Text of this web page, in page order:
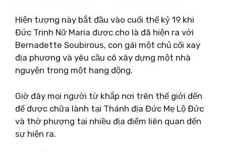
Hiện tượng này bắt đầu vào cuối thế kỷ 19 khi
Đức Trinh Nữ Maria được cho là đã hiện ra với
Bernadette Soubirous, con gái một chủ cối xay
địa phương và yêu cầu cô xây dựng một nhà
nguyện trong một hang động.
Giờ đây mọi người từ khắp nơi trên thế giới đến
để được chữa lành tại Thánh địa Đức Mẹ Lộ Đức
và thờ phượng tại nhiều địa điểm liên quan đến
sự hiện ra.